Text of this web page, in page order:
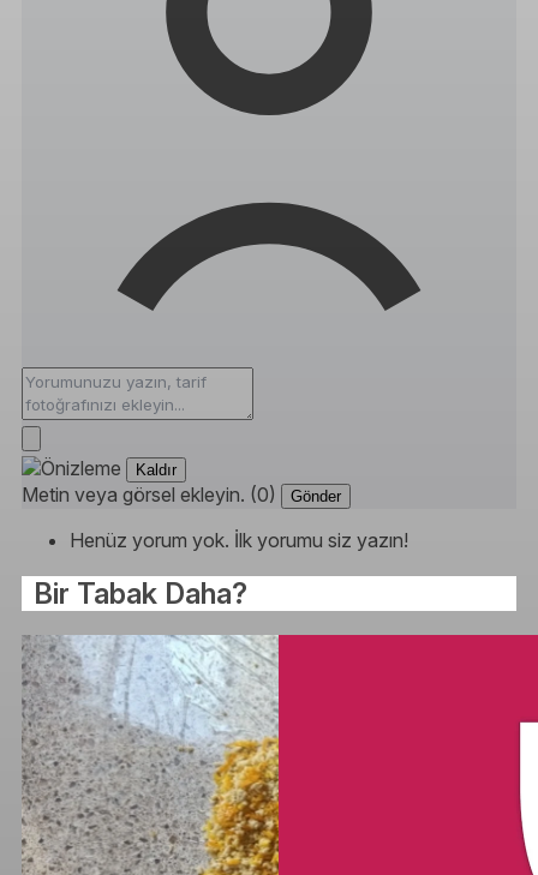
Kaldır
Metin veya görsel ekleyin. (0) Gönder
Henüz yorum yok. İlk yorumu siz yazın!
Bir Tabak Daha?